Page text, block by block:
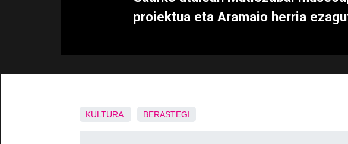
proiektua eta Aramaio herria
KULTURA BERASTEGI